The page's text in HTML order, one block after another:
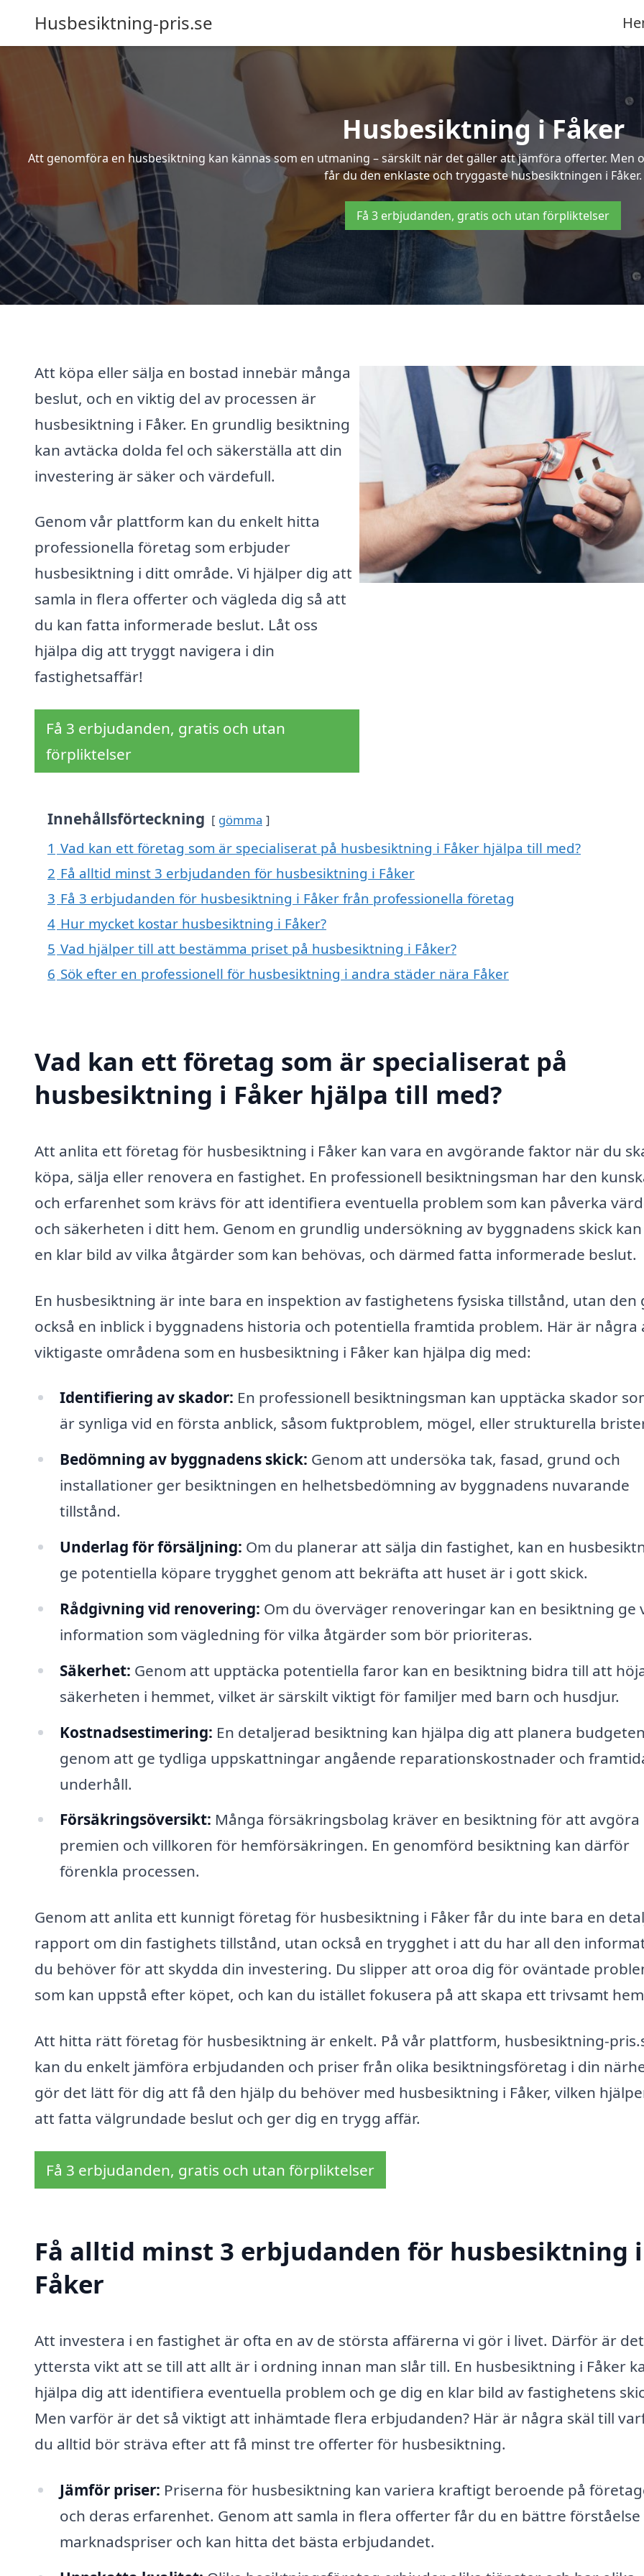
Husbesiktning-pris.se
Husbesiktning i Fåker
Att genomföra en husbesiktning kan kännas som en utmaning – särskilt när det gäller att jämföra offerter.
får du den enklaste och tryggaste husbesiktningen i Fåker.
Få 3 erbjudanden, gratis och utan förpliktelser
Att köpa eller sälja en bostad innebär många
beslut, och en viktig del av processen är
husbesiktning i Fåker. En grundlig besiktning
kan avtäcka dolda fel och säkerställa att din
investering är säker och värdefull.
Genom vår plattform kan du enkelt hitta
professionella företag som erbjuder
husbesiktning i ditt område. Vi hjälper dig att
samla in flera offerter och vägleda dig så att
du kan fatta informerade beslut. Låt oss
hjälpa dig att tryggt navigera i din
fastighetsaffär!
Få 3 erbjudanden, gratis och utan
förpliktelser
Innehållsförteckning gömma
1 Vad kan ett företag som är specialiserat på husbesiktning i Fåker hjälpa till med?
2 Få alltid minst 3 erbjudanden för husbesiktning i Fåker
3 Få 3 erbjudanden för husbesiktning i Fåker från professionella företag
4 Hur mycket kostar husbesiktning i Fåker?
5 Vad hjälper till att bestämma priset på husbesiktning i Fåker?
6 Sök efter en professionell för husbesiktning i andra städer nära Fåker
Vad kan ett företag som är specialiserat på
husbesiktning i Fåker hjälpa till med?
Att anlita ett företag för husbesiktning i Fåker kan vara en avgörande faktor när du
köpa, sälja eller renovera en fastighet. En professionell besiktningsman har den
och erfarenhet som krävs för att identifiera eventuella problem som kan påverka
och säkerheten i ditt hem. Genom en grundlig undersökning av byggnadens skick
en klar bild av vilka åtgärder som kan behövas, och därmed fatta informerade beslut.
En husbesiktning är inte bara en inspektion av fastighetens fysiska tillstånd, utan den
också en inblick i byggnadens historia och potentiella framtida problem. Här är några
viktigaste områdena som en husbesiktning i Fåker kan hjälpa dig med:
Identifiering av skador: En professionell besiktningsman kan upptäcka skador
är synliga vid en första anblick, såsom fuktproblem, mögel, eller strukturella
Bedömning av byggnadens skick: Genom att undersöka tak, fasad, grund och
installationer ger besiktningen en helhetsbedömning av byggnadens nuvarande
tillstånd.
Underlag för försäljning: Om du planerar att sälja din fastighet, kan en
ge potentiella köpare trygghet genom att bekräfta att huset är i gott skick.
Rådgivning vid renovering: Om du överväger renoveringar kan en besiktning ge
information som vägledning för vilka åtgärder som bör prioriteras.
Säkerhet: Genom att upptäcka potentiella faror kan en besiktning bidra till att
säkerheten i hemmet, vilket är särskilt viktigt för familjer med barn och husdjur.
Kostnadsestimering: En detaljerad besiktning kan hjälpa dig att planera budgeten
genom att ge tydliga uppskattningar angående reparationskostnader och
underhåll.
Försäkringsöversikt: Många försäkringsbolag kräver en besiktning för att avgöra
premien och villkoren för hemförsäkringen. En genomförd besiktning kan därför
förenkla processen.
Genom att anlita ett kunnigt företag för husbesiktning i Fåker får du inte bara en
rapport om din fastighets tillstånd, utan också en trygghet i att du har all den
du behöver för att skydda din investering. Du slipper att oroa dig för oväntade
som kan uppstå efter köpet, och kan du istället fokusera på att skapa ett trivsamt
Att hitta rätt företag för husbesiktning är enkelt. På vår plattform, husbesiktning-
kan du enkelt jämföra erbjudanden och priser från olika besiktningsföretag i din
gör det lätt för dig att få den hjälp du behöver med husbesiktning i Fåker, vilken
att fatta välgrundade beslut och ger dig en trygg affär.
Få 3 erbjudanden, gratis och utan förpliktelser
Få alltid minst 3 erbjudanden för husbesiktning i
Fåker
Att investera i en fastighet är ofta en av de största affärerna vi gör i livet. Därför är
yttersta vikt att se till att allt är i ordning innan man slår till. En husbesiktning i Fåker
hjälpa dig att identifiera eventuella problem och ge dig en klar bild av fastighetens
Men varför är det så viktigt att inhämtade flera erbjudanden? Här är några skäl till
du alltid bör sträva efter att få minst tre offerter för husbesiktning.
Jämför priser: Priserna för husbesiktning kan variera kraftigt beroende på
och deras erfarenhet. Genom att samla in flera offerter får du en bättre
marknadspriser och kan hitta det bästa erbjudandet.